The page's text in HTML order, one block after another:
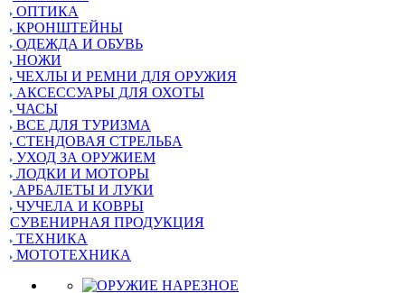
ОПТИКА
КРОНШТЕЙНЫ
ОДЕЖДА И ОБУВЬ
НОЖИ
ЧЕХЛЫ И РЕМНИ ДЛЯ ОРУЖИЯ
АКСЕССУАРЫ ДЛЯ ОХОТЫ
ЧАСЫ
ВСЕ ДЛЯ ТУРИЗМА
СТЕНДОВАЯ СТРЕЛЬБА
УХОД ЗА ОРУЖИЕМ
ЛОДКИ И МОТОРЫ
АРБАЛЕТЫ И ЛУКИ
ЧУЧЕЛА И КОВРЫ
СУВЕНИРНАЯ ПРОДУКЦИЯ
ТЕХНИКА
МОТОТЕХНИКА